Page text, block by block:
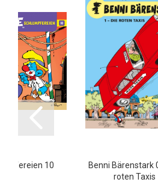
10
Benni Bärenstark
roten Taxis